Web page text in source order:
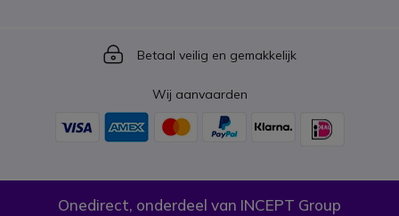
Icon
Betaal veilig en gemakkelijk
Wij aanvaarden
Onedirect, onderdeel van INCEPT Group